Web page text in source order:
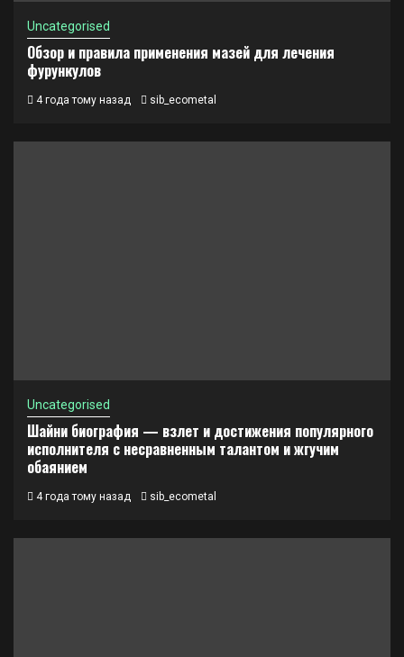
Uncategorised
Обзор и правила применения мазей для лечения
фурункулов
4 года тому назад sib_ecometal
Uncategorised
Шайни биография — взлет и достижения популярного
исполнителя с несравненным талантом и жгучим
обаянием
4 года тому назад sib_ecometal